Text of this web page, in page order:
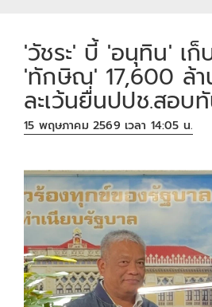
'วัชระ' บี้ 'อนุทิน' เก็
'ทักษิณ' 17,600 ล้า
ละเว้นยื่นปปช.สอบ
15 พฤษภาคม 2569 เวลา 14:05 น.